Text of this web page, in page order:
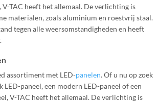
TAC heeft het allemaal. De verlichting is
materialen, zoals aluminium en roestvrij staal.
tegen alle weersomstandigheden en heeft
assortiment met LED-panelen. Of u nu op zoek
LED-paneel, een modern LED-paneel of een
V-TAC heeft het allemaal. De verlichting is